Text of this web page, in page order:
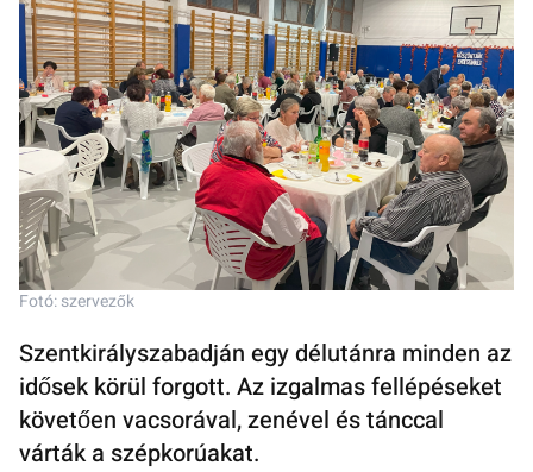
Fotó: szervezők
Szentkirályszabadján egy délutánra minden az
idősek körül forgott. Az izgalmas fellépéseket
követően vacsorával, zenével és tánccal
várták a szépkorúakat.